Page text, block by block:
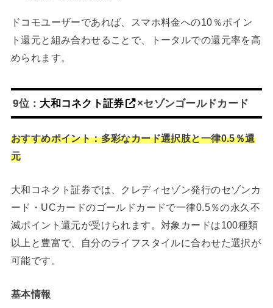
ドコモユーザーであれば、スマホ料金への10％ポイン
ト還元と組み合わせることで、トータルでの還元率を高
められます。
9位： 大和コネクト証券 ×セゾンゴールドカード
おすすめポイント：多彩なカード選択肢と一律0.5％還
元
大和コネクト証券では、クレディセゾン発行のセゾンカ
ード・UCカードのゴールドカードで一律0.5％の永久不
滅ポイント還元が受けられます。対象カードは100種類
以上と豊富で、自分のライフスタイルに合わせた選択が
可能です。
基本情報